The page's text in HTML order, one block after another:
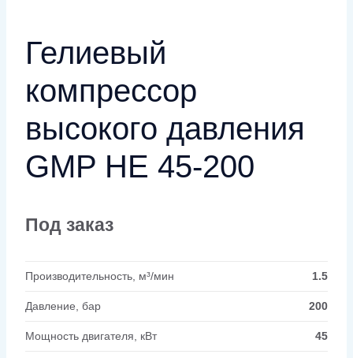
Гелиевый
компрессор
высокого давления
GMP HE 45-200
Под заказ
Производительность, м³/мин 1.5
Давление, бар 200
Мощность двигателя, кВт 45